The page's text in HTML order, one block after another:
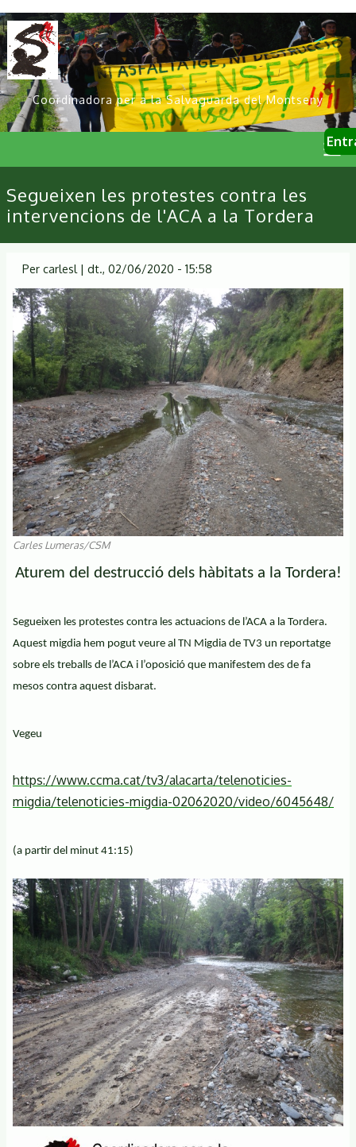
Vés
al
contingut
Coordinadora per a la Salvaguarda del Montseny
User
Primary
links
Segueixen les protestes contra les
intervencions de l'ACA a la Tordera
Per carlesl | dt., 02/06/2020 - 15:58
Carles Lumeras/CSM
Aturem del destrucció dels hàbitats a la Tordera!
Segueixen les protestes contra les actuacions de l’ACA a la Tordera.
Aquest migdia hem pogut veure al TN Migdia de TV3 un reportatge
sobre els treballs de l’ACA i l’oposició que manifestem des de fa
mesos contra aquest disbarat.
Vegeu
https://www.ccma.cat/tv3/alacarta/telenoticies-
migdia/telenoticies-migdia-02062020/video/6045648/
(a partir del minut 41:15)